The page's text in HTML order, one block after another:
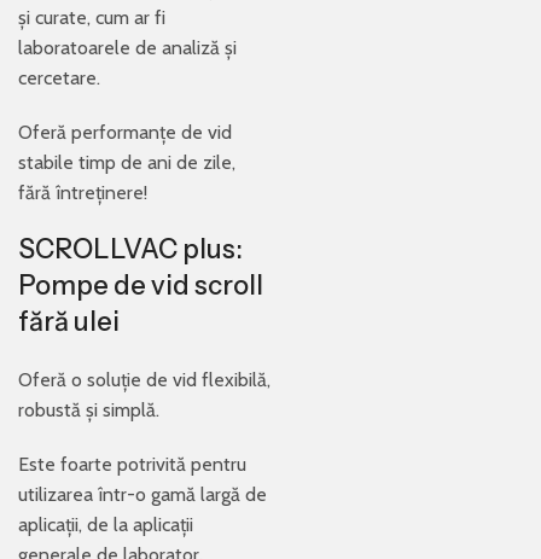
și curate, cum ar fi
laboratoarele de analiză și
cercetare.
Oferă performanțe de vid
stabile timp de ani de zile,
fără întreținere!
SCROLLVAC plus:
Pompe de vid scroll
fără ulei
Oferă o soluție de vid flexibilă,
robustă și simplă.
Este foarte potrivită pentru
utilizarea într-o gamă largă de
aplicații, de la aplicații